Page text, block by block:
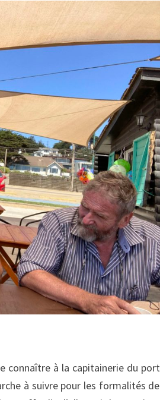
connaître à la capitainerie du port
à suivre pour les formalités de